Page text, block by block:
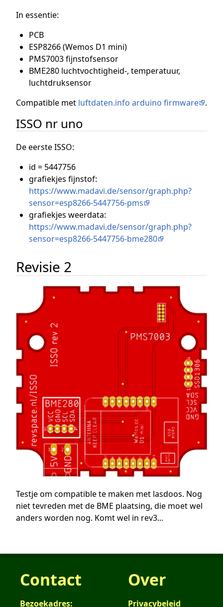
In essentie:
PCB
ESP8266 (Wemos D1 mini)
PMS7003 fijnstofsensor
BME280 luchtvochtigheid-, temperatuur,
luchtdruksensor
Compatible met luftdaten.info arduino firmware .
ISSO nr uno
De eerste ISSO:
id = 5447756
grafiekjes fijnstof:
https://www.madavi.de/sensor/graph.php?
sensor=esp8266-5447756-pms
grafiekjes weerdata:
https://www.madavi.de/sensor/graph.php?
sensor=esp8266-5447756-bme280
Revisie 2
Testje om compatible te maken met lasdoos. Nog
niet tevreden met de BME plaatsing, die moet wel
anders worden nog. Komt wel in rev3...
Contact
Bezoekadres:
Over
Privacybeleid